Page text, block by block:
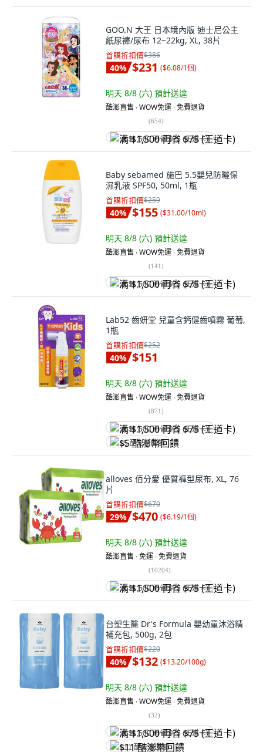
GOO.N 大王 日本境內版 迪士尼公主
紙尿褲/尿布 12~22kg, XL, 38片
首購折扣價$386
40% $231 ($6.08/1個)
明天 8/8 (六) 預計送達
酷澎直售 ∙ WOW免運 ∙ 免費退貨
(654)
满 $1,500 再省 $75 (王道卡)
Baby sebamed 施巴 5.5嬰兒防曬保
濕乳液 SPF50, 50ml, 1瓶
首購折扣價$259
40% $155 ($31.00/10ml)
明天 8/8 (六) 預計送達
酷澎直售 ∙ WOW免運 ∙ 免費退貨
(141)
满 $1,500 再省 $75 (王道卡)
Lab52 齒妍堂 兒童含鈣健齒噴霧 葡萄,
1瓶
首購折扣價$252
40% $151
明天 8/8 (六) 預計送達
酷澎直售 ∙ WOW免運 ∙ 免費退貨
(871)
满 $1,500 再省 $75 (王道卡)
$5 酷澎幣回饋
alloves 佰分愛 優質褲型尿布, XL, 76
片
首購折扣價$670
29% $470 ($6.19/1個)
明天 8/8 (六) 預計送達
酷澎直售 ∙ 免運 ∙ 免費退貨
(10204)
满 $1,500 再省 $75 (王道卡)
台塑生醫 Dr's Formula 嬰幼童沐浴精
補充包, 500g, 2包
首購折扣價$220
40% $132 ($13.20/100g)
明天 8/8 (六) 預計送達
酷澎直售 ∙ WOW免運 ∙ 免費退貨
(32)
满 $1,500 再省 $75 (王道卡)
$11 酷澎幣回饋